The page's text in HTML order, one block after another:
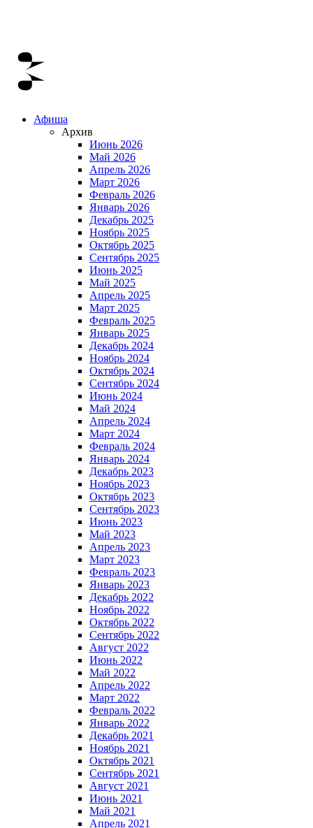
Афиша
Архив
Июнь 2026
Май 2026
Апрель 2026
Март 2026
Февраль 2026
Январь 2026
Декабрь 2025
Ноябрь 2025
Октябрь 2025
Сентябрь 2025
Июнь 2025
Май 2025
Апрель 2025
Март 2025
Февраль 2025
Январь 2025
Декабрь 2024
Ноябрь 2024
Октябрь 2024
Сентябрь 2024
Июнь 2024
Май 2024
Апрель 2024
Март 2024
Февраль 2024
Январь 2024
Декабрь 2023
Ноябрь 2023
Октябрь 2023
Сентябрь 2023
Июнь 2023
Май 2023
Апрель 2023
Март 2023
Февраль 2023
Январь 2023
Декабрь 2022
Ноябрь 2022
Октябрь 2022
Сентябрь 2022
Август 2022
Июнь 2022
Май 2022
Апрель 2022
Март 2022
Февраль 2022
Январь 2022
Декабрь 2021
Ноябрь 2021
Октябрь 2021
Сентябрь 2021
Август 2021
Июнь 2021
Май 2021
Апрель 2021